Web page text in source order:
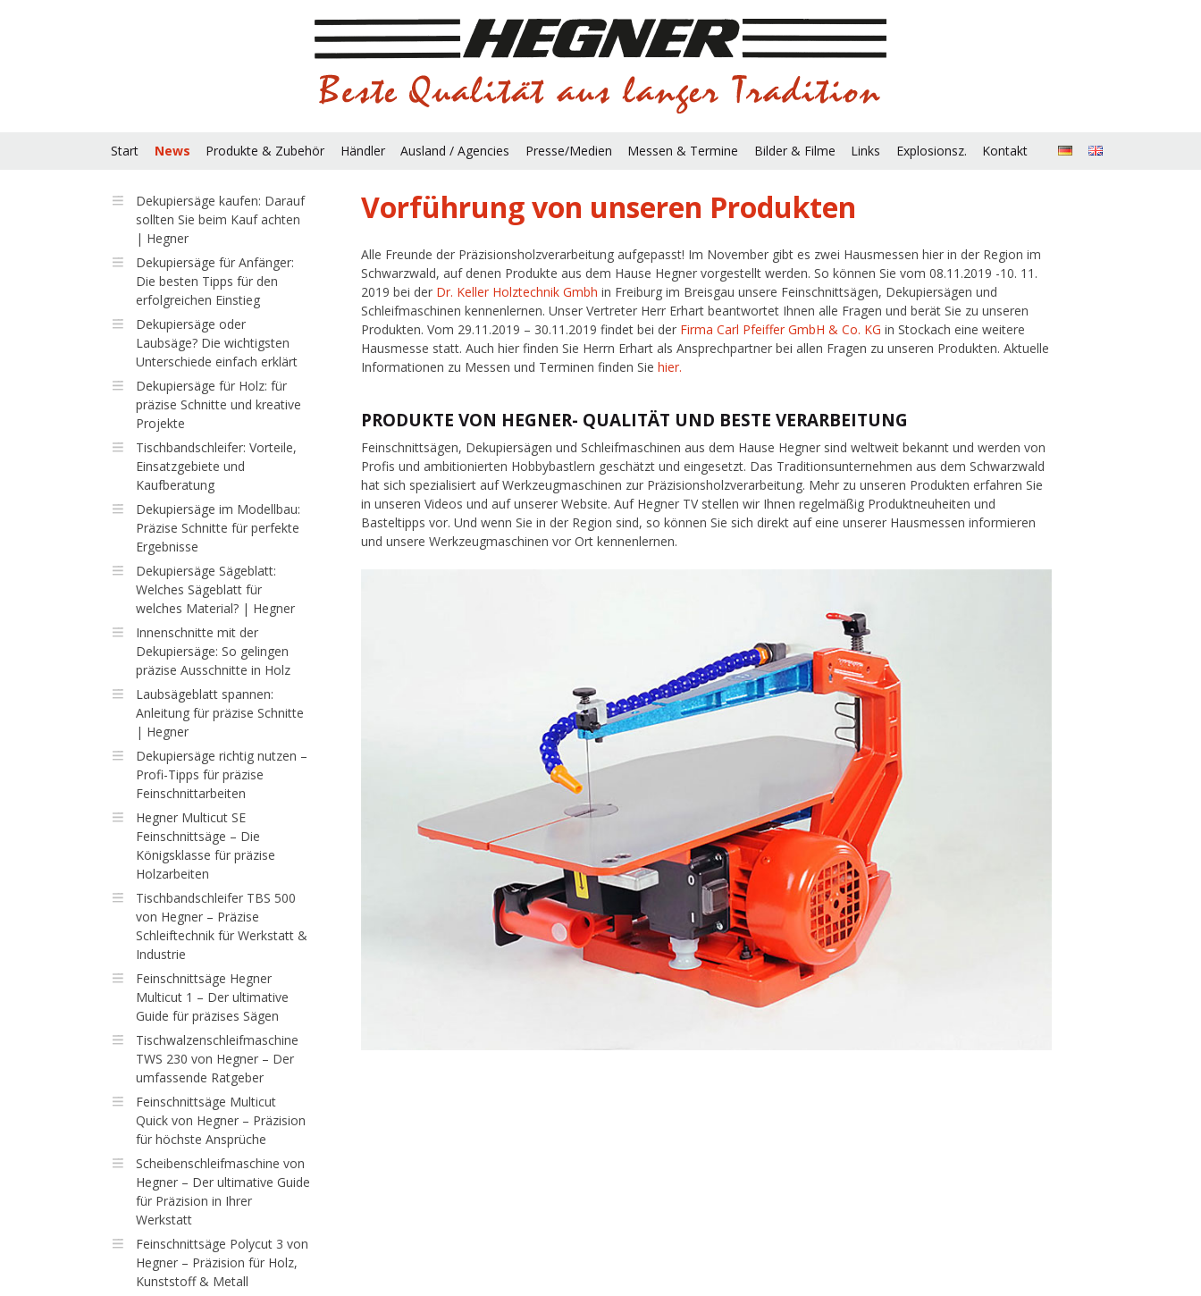
Start News Produkte & Zubehör Händler Ausland / Agencies Presse/Medien Messen & Termine Bilder & Filme Links Explosionsz. Kontakt
Dekupiersäge kaufen: Darauf
sollten Sie beim Kauf achten
| Hegner
Dekupiersäge für Anfänger:
Die besten Tipps für den
erfolgreichen Einstieg
Dekupiersäge oder
Laubsäge? Die wichtigsten
Unterschiede einfach erklärt
Dekupiersäge für Holz: für
präzise Schnitte und kreative
Projekte
Tischbandschleifer: Vorteile,
Einsatzgebiete und
Kaufberatung
Dekupiersäge im Modellbau:
Präzise Schnitte für perfekte
Ergebnisse
Dekupiersäge Sägeblatt:
Welches Sägeblatt für
welches Material? | Hegner
Innenschnitte mit der
Dekupiersäge: So gelingen
präzise Ausschnitte in Holz
Laubsägeblatt spannen:
Anleitung für präzise Schnitte
| Hegner
Dekupiersäge richtig nutzen –
Profi-Tipps für präzise
Feinschnittarbeiten
Hegner Multicut SE
Feinschnittsäge – Die
Königsklasse für präzise
Holzarbeiten
Tischbandschleifer TBS 500
von Hegner – Präzise
Schleiftechnik für Werkstatt &
Industrie
Feinschnittsäge Hegner
Multicut 1 – Der ultimative
Guide für präzises Sägen
Tischwalzenschleifmaschine
TWS 230 von Hegner – Der
umfassende Ratgeber
Feinschnittsäge Multicut
Quick von Hegner – Präzision
für höchste Ansprüche
Scheibenschleifmaschine von
Hegner – Der ultimative Guide
für Präzision in Ihrer
Werkstatt
Feinschnittsäge Polycut 3 von
Hegner – Präzision für Holz,
Kunststoff & Metall
Vorführung von unseren Produkten
Alle Freunde der Präzisionsholzverarbeitung aufgepasst! Im November gibt es zwei Hausmessen hier in der Region im
Schwarzwald, auf denen Produkte aus dem Hause Hegner vorgestellt werden. So können Sie vom 08.11.2019 -10. 11.
2019 bei der Dr. Keller Holztechnik Gmbh in Freiburg im Breisgau unsere Feinschnittsägen, Dekupiersägen und
Schleifmaschinen kennenlernen. Unser Vertreter Herr Erhart beantwortet Ihnen alle Fragen und berät Sie zu unseren
Produkten. Vom 29.11.2019 – 30.11.2019 findet bei der Firma Carl Pfeiffer GmbH & Co. KG in Stockach eine weitere
Hausmesse statt. Auch hier finden Sie Herrn Erhart als Ansprechpartner bei allen Fragen zu unseren Produkten. Aktuelle
Informationen zu Messen und Terminen finden Sie hier.
PRODUKTE VON HEGNER- QUALITÄT UND BESTE VERARBEITUNG
Feinschnittsägen, Dekupiersägen und Schleifmaschinen aus dem Hause Hegner sind weltweit bekannt und werden von
Profis und ambitionierten Hobbybastlern geschätzt und eingesetzt. Das Traditionsunternehmen aus dem Schwarzwald
hat sich spezialisiert auf Werkzeugmaschinen zur Präzisionsholzverarbeitung. Mehr zu unseren Produkten erfahren Sie
in unseren Videos und auf unserer Website. Auf Hegner TV stellen wir Ihnen regelmäßig Produktneuheiten und
Basteltipps vor. Und wenn Sie in der Region sind, so können Sie sich direkt auf eine unserer Hausmessen informieren
und unsere Werkzeugmaschinen vor Ort kennenlernen.